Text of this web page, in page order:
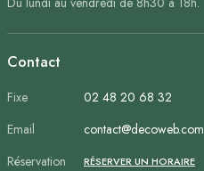
Contact
Fixe
02 48 20 68 32
Email
contact@decoweb.com
Réservation
RÉSERVER UN HORAIRE